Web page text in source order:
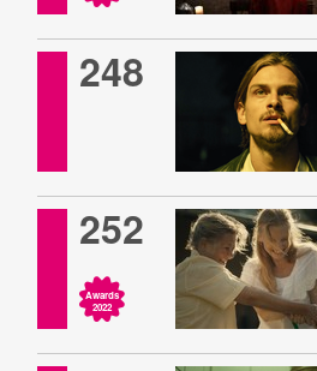
248
252
Awards
2022